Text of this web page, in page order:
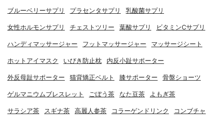
ブルーベリーサプリ プラセンタサプリ 乳酸菌サプリ
女性ホルモンサプリ チェストツリー 葉酸サプリ ビタミンCサプリ
ハンディマッサージャー フットマッサージャー マッサージシート
ホットアイマスク いびき防止枕 内反小趾サポーター
外反母趾サポーター 猫背矯正ベルト 膝サポーター 骨盤ショーツ
ゲルマニウムブレスレット ごぼう茶 なた豆茶 よもぎ茶
サラシア茶 スギナ茶 高麗人参茶 コラーゲンドリンク コンブチャ